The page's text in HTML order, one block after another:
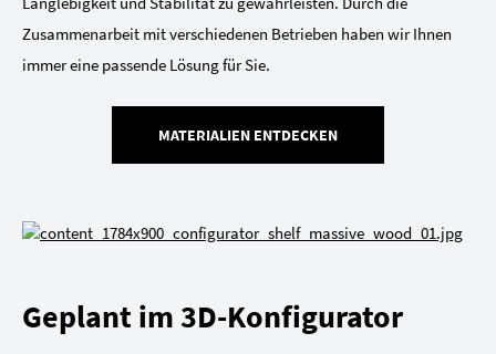
Zusammenarbeit mit verschiedenen Betrieben haben wir Ihnen
immer eine passende Lösung für Sie.
MATERIALIEN ENTDECKEN
Geplant im 3D-Konfigurator